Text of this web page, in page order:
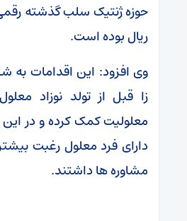
ریال بوده است.
وی افزود: این اقدامات به
زا قبل از تولد نوزاد
معلولیت کمک کرده و در این
دارای فرد معلول رغبت
مشاوره ها داشتند.